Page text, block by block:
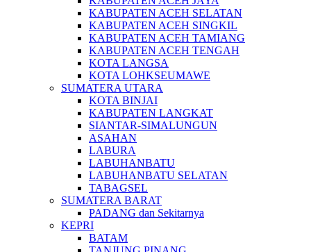
KABUPATEN ACEH SELATAN
KABUPATEN ACEH SINGKIL
KABUPATEN ACEH TAMIANG
KABUPATEN ACEH TENGAH
KOTA LANGSA
KOTA LOHKSEUMAWE
SUMATERA UTARA
KOTA BINJAI
KABUPATEN LANGKAT
SIANTAR-SIMALUNGUN
ASAHAN
LABURA
LABUHANBATU
LABUHANBATU SELATAN
TABAGSEL
SUMATERA BARAT
PADANG dan Sekitarnya
KEPRI
BATAM